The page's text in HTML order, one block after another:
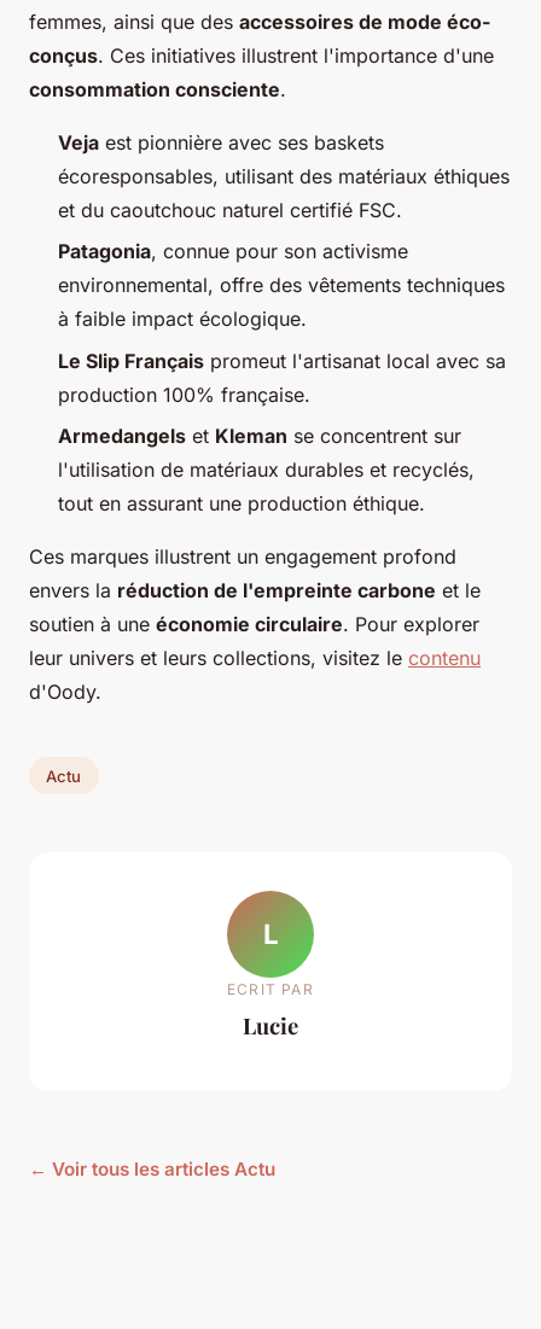
femmes, ainsi que des accessoires de mode éco-
conçus. Ces initiatives illustrent l'importance d'une
consommation consciente.
Veja est pionnière avec ses baskets
écoresponsables, utilisant des matériaux éthiques
et du caoutchouc naturel certifié FSC.
Patagonia, connue pour son activisme
environnemental, offre des vêtements techniques
à faible impact écologique.
Le Slip Français promeut l'artisanat local avec sa
production 100% française.
Armedangels et Kleman se concentrent sur
l'utilisation de matériaux durables et recyclés,
tout en assurant une production éthique.
Ces marques illustrent un engagement profond
envers la réduction de l'empreinte carbone et le
soutien à une économie circulaire. Pour explorer
leur univers et leurs collections, visitez le contenu
d'Oody.
Actu
L
ECRIT PAR
Lucie
← Voir tous les articles Actu